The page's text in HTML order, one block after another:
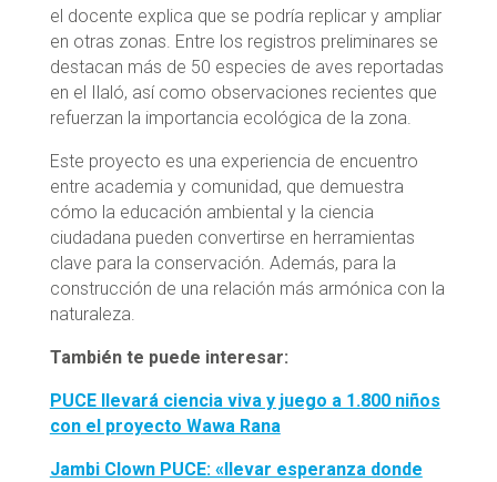
el docente explica que se podría replicar y ampliar
en otras zonas. Entre los registros preliminares se
destacan más de 50 especies de aves reportadas
en el Ilaló, así como observaciones recientes que
refuerzan la importancia ecológica de la zona.
Este proyecto es una experiencia de encuentro
entre academia y comunidad, que demuestra
cómo la educación ambiental y la ciencia
ciudadana pueden convertirse en herramientas
clave para la conservación. Además, para la
construcción de una relación más armónica con la
naturaleza.
También te puede interesar:
PUCE llevará ciencia viva y juego a 1.800 niños
con el proyecto Wawa Rana
Jambi Clown PUCE: «llevar esperanza donde